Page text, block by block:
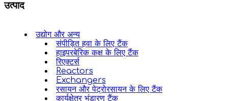
उत्पाद
उद्योग और अन्य
संपीड़ित हवा के लिए टैंक
हाइपरबेरिक कक्ष के लिए टैंक
रिएक्टर्स
Reactors
Exchangers
रसायन और पेट्रोरसायन के लिए टैंक
कार्यक्षेत्र भंडारण टैंक